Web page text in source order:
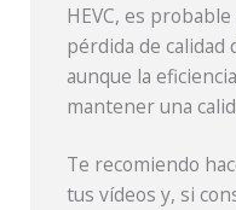
HEVC, es
pérdida de calidad
aunque la
mantener una
Te recomiendo
tus vídeos y, si